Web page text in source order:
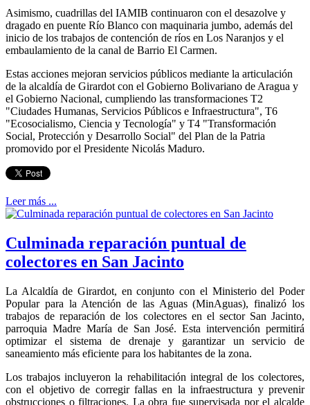
Asimismo, cuadrillas del IAMIB continuaron con el desazolve y
dragado en puente Río Blanco con maquinaria jumbo, además del
inicio de los trabajos de contención de ríos en Los Naranjos y el
embaulamiento de la canal de Barrio El Carmen.
Estas acciones mejoran servicios públicos mediante la articulación
de la alcaldía de Girardot con el Gobierno Bolivariano de Aragua y
el Gobierno Nacional, cumpliendo las transformaciones T2
"Ciudades Humanas, Servicios Públicos e Infraestructura", T6
"Ecosocialismo, Ciencia y Tecnología" y T4 "Transformación
Social, Protección y Desarrollo Social" del Plan de la Patria
promovido por el Presidente Nicolás Maduro.
Leer más ...
Culminada reparación puntual de
colectores en San Jacinto
La Alcaldía de Girardot, en conjunto con el Ministerio del Poder
Popular para la Atención de las Aguas (MinAguas), finalizó los
trabajos de reparación de los colectores en el sector San Jacinto,
parroquia Madre María de San José. Esta intervención permitirá
optimizar el sistema de drenaje y garantizar un servicio de
saneamiento más eficiente para los habitantes de la zona.
Los trabajos incluyeron la rehabilitación integral de los colectores,
con el objetivo de corregir fallas en la infraestructura y prevenir
obstrucciones o filtraciones. La obra fue supervisada por el alcalde